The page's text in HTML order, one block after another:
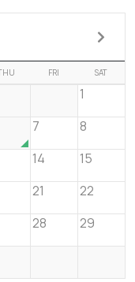
FRI SAT
1
7
8
14
15
21
22
28
29